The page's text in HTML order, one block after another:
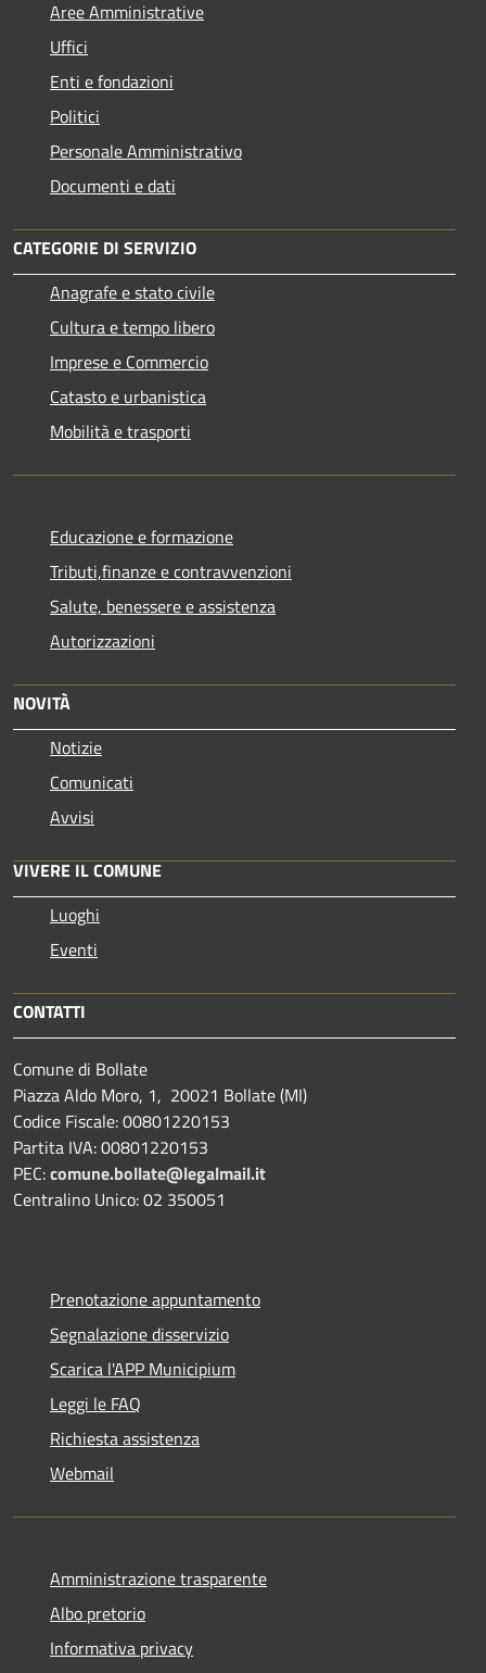
Aree Amministrative
Uffici
Enti e fondazioni
Politici
Personale Amministrativo
Documenti e dati
CATEGORIE DI SERVIZIO
Anagrafe e stato civile
Cultura e tempo libero
Imprese e Commercio
Catasto e urbanistica
Mobilità e trasporti
Educazione e formazione
Tributi,finanze e contravvenzioni
Salute, benessere e assistenza
Autorizzazioni
NOVITÀ
Notizie
Comunicati
Avvisi
VIVERE IL COMUNE
Luoghi
Eventi
CONTATTI
Comune di Bollate
Piazza Aldo Moro, 1, 20021 Bollate (MI)
Codice Fiscale: 00801220153
Partita IVA: 00801220153
PEC:comune.bollate@legalmail.it
Centralino Unico: 02 350051
Prenotazione appuntamento
Segnalazione disservizio
Scarica l'APP Municipium
Leggi le FAQ
Richiesta assistenza
Webmail
Amministrazione trasparente
Albo pretorio
Informativa privacy